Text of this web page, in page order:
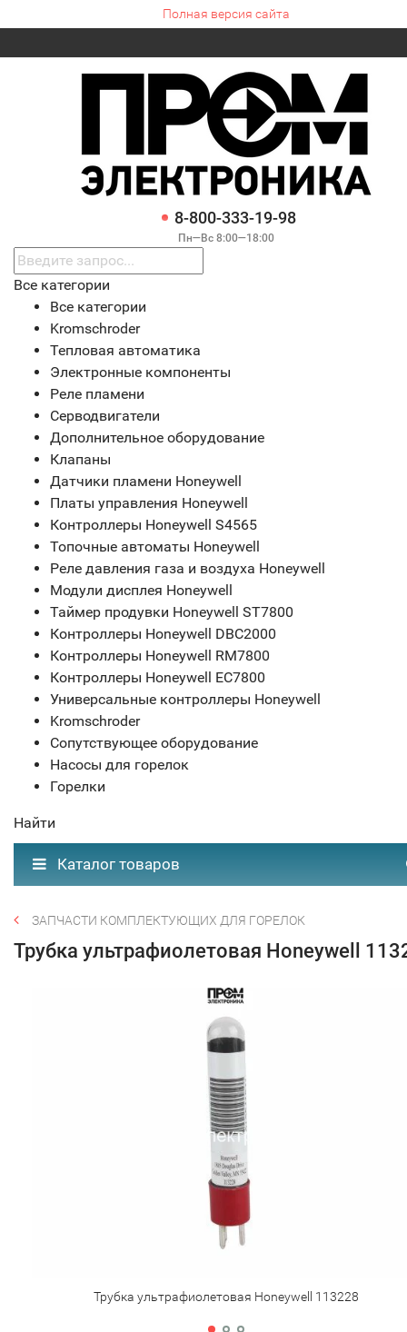
Полная версия сайта
8-800-333-19-98
Пн—Вс 8:00—18:00
Все категории
Все категории
Kromschroder
Тепловая автоматика
Электронные компоненты
Реле пламени
Серводвигатели
Дополнительное оборудование
Клапаны
Датчики пламени Honeywell
Платы управления Honeywell
Контроллеры Honeywell S4565
Топочные автоматы Honeywell
Реле давления газа и воздуха Honeywell
Модули дисплея Honeywell
Таймер продувки Honeywell ST7800
Контроллеры Honeywell DBC2000
Контроллеры Honeywell RM7800
Контроллеры Honeywell EC7800
Универсальные контроллеры Honeywell
Kromschroder
Сопутствующее оборудование
Насосы для горелок
Горелки
Найти
Каталог товаров
ЗАПЧАСТИ КОМПЛЕКТУЮЩИХ ДЛЯ ГОРЕЛОК
Трубка ультрафиолетовая Honeywell
Трубка ультрафиолетовая Honeywell 113228